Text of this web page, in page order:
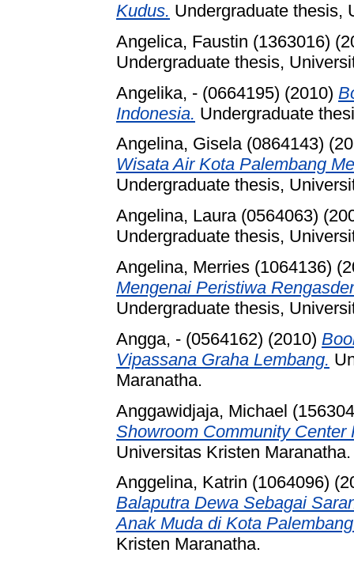
Kudus. Undergraduate thesis,
Angelica, Faustin (1363016)
Undergraduate thesis,
Angelika, - (0664195) (2010)
Indonesia. Undergraduate
Angelina, Gisela (0864143)
Wisata Air Kota Palembang
Undergraduate thesis,
Angelina, Laura (0564063)
Undergraduate thesis,
Angelina, Merries (1064136)
Mengenai Peristiwa
Undergraduate thesis,
Angga, - (0564162) (2010)
Vipassana Graha Lembang.
Maranatha.
Anggawidjaja, Michael
Showroom Community Center
Universitas Kristen Maranatha.
Anggelina, Katrin (1064096)
Balaputra Dewa Sebagai
Anak Muda di Kota
Kristen Maranatha.